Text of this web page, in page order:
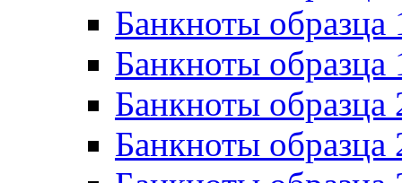
Банкноты образца
Банкноты образца
Банкноты образца
Банкноты образца